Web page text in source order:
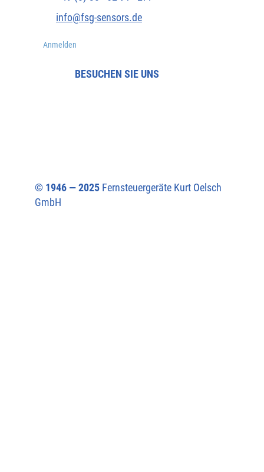
info@fsg-sensors.de
Anmelden
© 1946 — 2025 Fernsteuergeräte Kurt Oelsch
GmbH​
BESUCHEN SIE UNS